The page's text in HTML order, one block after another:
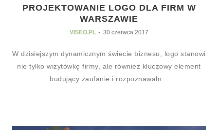
PROJEKTOWANIE LOGO DLA FIRM W
WARSZAWIE
VISEO.PL - 30 czerwca 2017
W dzisiejszym dynamicznym świecie biznesu, logo stanowi
nie tylko wizytówkę firmy, ale również kluczowy element
budujący zaufanie i rozpoznawaln...